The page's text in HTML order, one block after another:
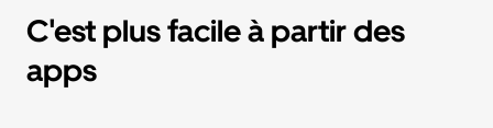
C'est plus facile à partir des
apps